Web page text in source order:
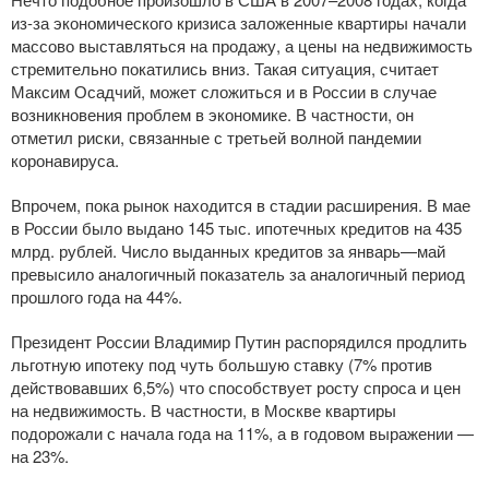
из-заэкономического кризиса заложенные квартиры начали
массово выставляться на продажу, а цены на недвижимость
стремительно покатились вниз. Такая ситуация, считает
Максим Осадчий, может сложиться и в России в случае
возникновения проблем в экономике. В частности, он
отметил риски, связанные с третьей волной пандемии
коронавируса.
Впрочем, пока рынок находится в стадии расширения. В мае
в России было выдано 145 тыс. ипотечных кредитов на 435
млрд. рублей. Число выданных кредитов за январь—май
превысило аналогичный показатель за аналогичный период
прошлого года на 44%.
Президент России Владимир Путин распорядился продлить
льготную ипотеку под чуть большую ставку (7% против
действовавших 6,5%) что способствует росту спроса и цен
на недвижимость. В частности, в Москве квартиры
подорожали с начала года на 11%, а в годовом выражении —
на 23%.